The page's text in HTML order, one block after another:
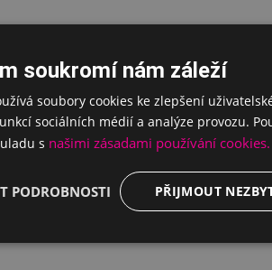
soukromí nám záleží
soubory cookies ke zlepšení
sociálních médií a analýze provozu.
s našimi zásadami používání cookies.
PŘIJMOUT
PODROBNOSTI